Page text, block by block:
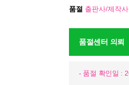
품절 출판사/제작
품절센터 의뢰
- 품절 확인일 :